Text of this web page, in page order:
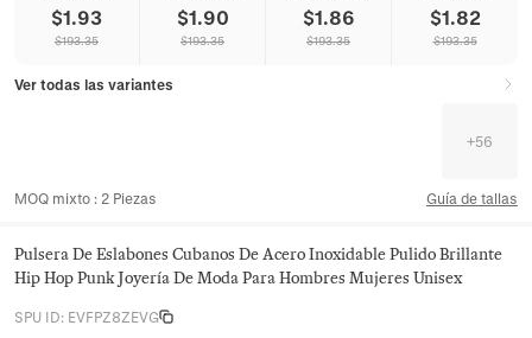
$1.93
$193.35
$1.90
$193.35
$1.86
$193.35
$1.82
$193.35
Ver todas las variantes
+56
MOQ mixto : 2 Piezas Guía de tallas
Pulsera De Eslabones Cubanos De Acero Inoxidable Pulido Brillante
Hip Hop Punk Joyería De Moda Para Hombres Mujeres Unisex
SPU ID: EVFPZ8ZEVG